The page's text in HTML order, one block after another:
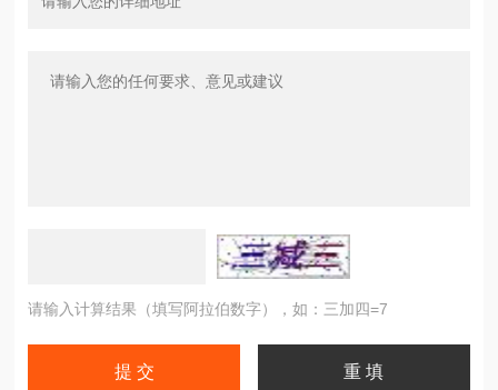
请输入计算结果（填写阿拉伯数字），如：三加四=7